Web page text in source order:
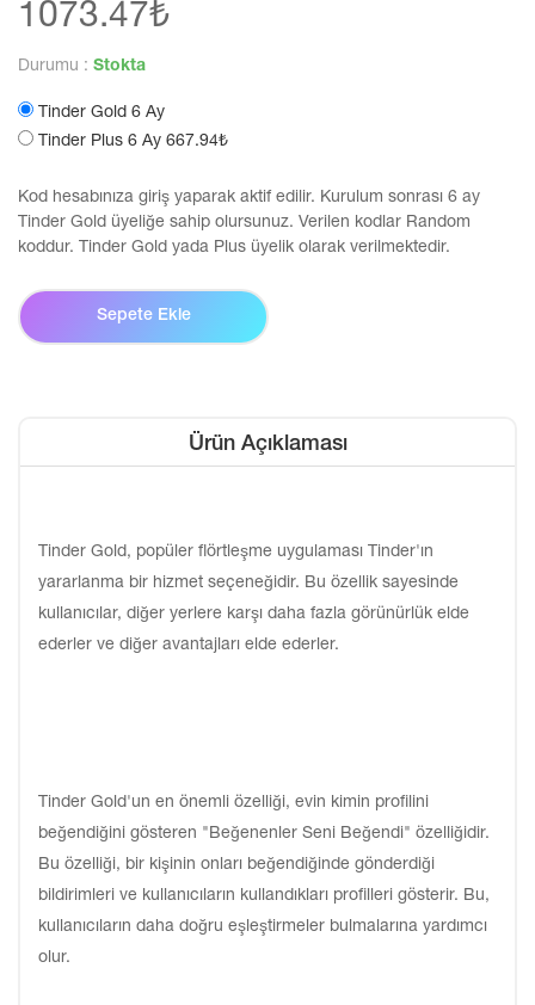
1073.47₺
Durumu : Stokta
Tinder Gold 6 Ay
Tinder Plus 6 Ay 667.94₺
Kod hesabınıza giriş yaparak aktif edilir. Kurulum sonrası 6 ay
Tinder Gold üyeliğe sahip olursunuz. Verilen kodlar Random
koddur. Tinder Gold yada Plus üyelik olarak verilmektedir.
Sepete Ekle
Ürün Açıklaması
Tinder Gold, popüler flörtleşme uygulaması Tinder'ın
yararlanma bir hizmet seçeneğidir. Bu özellik sayesinde
kullanıcılar, diğer yerlere karşı daha fazla görünürlük elde
ederler ve diğer avantajları elde ederler.
Tinder Gold'un en önemli özelliği, evin kimin profilini
beğendiğini gösteren "Beğenenler Seni Beğendi" özelliğidir.
Bu özelliği, bir kişinin onları beğendiğinde gönderdiği
bildirimleri ve kullanıcıların kullandıkları profilleri gösterir. Bu,
kullanıcıların daha doğru eşleştirmeler bulmalarına yardımcı
olur.